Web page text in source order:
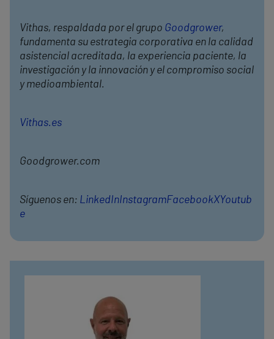
Vithas, respaldada por el grupo Goodgrower,
fundamenta su estrategia corporativa en la calidad
asistencial acreditada, la experiencia paciente, la
investigación y la innovación y el compromiso social
y medioambiental.
Vithas.es
Goodgrower.com
Síguenos en: LinkedInInstagramFacebookXYoutub
e